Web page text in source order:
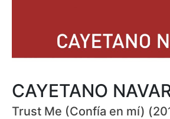
CAYETANO
Trust Me (Confía en mí)